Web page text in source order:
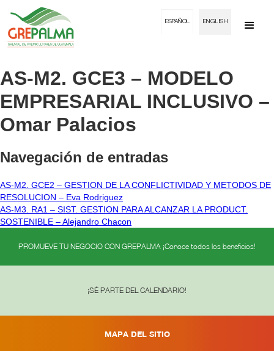
ESPAÑOL ENGLISH
AS-M2. GCE3 – MODELO
EMPRESARIAL INCLUSIVO –
Omar Palacios
Navegación de entradas
AS-M2. GCE2 – GESTION DE LA CONFLICTIVIDAD Y METODOS DE
RESOLUCION – Eva Rodriguez
AS-M3. RA1 – SIST. GESTION PARA ALCANZAR LA PRODUCT.
SOSTENIBLE – Alejandro Chacon
PROMUEVE TU NEGOCIO CON GREPALMA ¡Conoce todos los beneficios!
¡SÉ PARTE DEL CALENDARIO!
MAPA DEL SITIO